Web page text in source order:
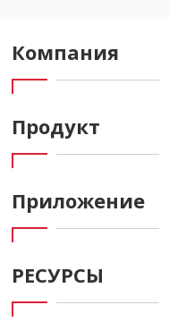
Компания
Продукт
Приложение
РЕСУРСЫ